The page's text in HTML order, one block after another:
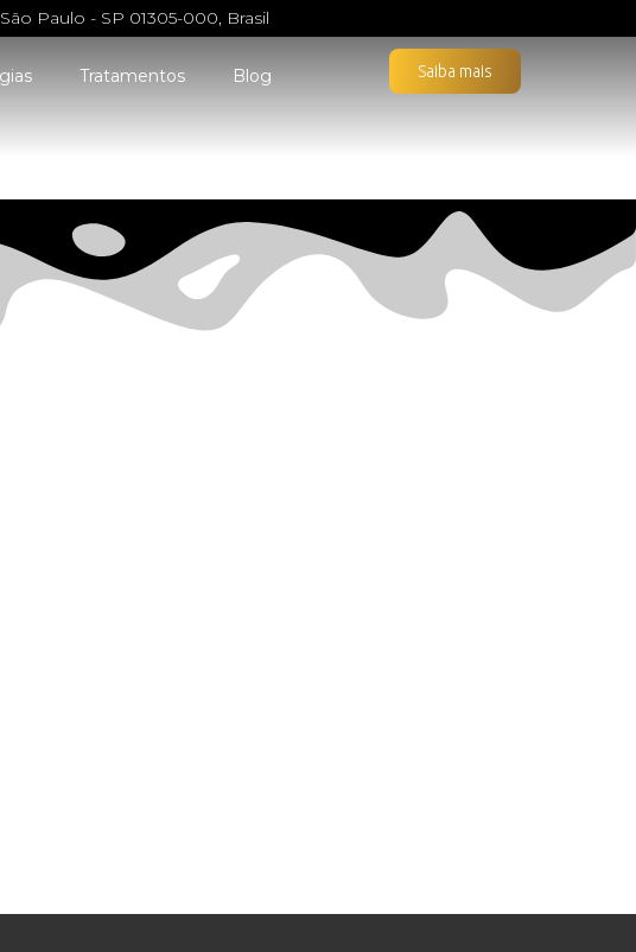
Paulo - SP 01305-000, Brasil
Tratamentos Blog Saiba mais